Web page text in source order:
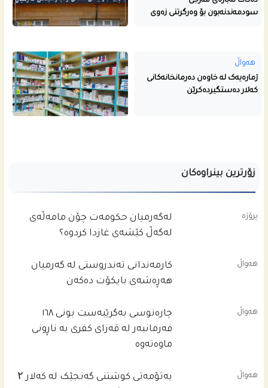
سودمەندنەبون بۆ وەرگرتنی زەوی
هەواڵ
ژمارەیەک لە خاوەن دەرمانخانەکانی
کەلار دەستگیردەکرێن
زۆرترین بینراوەکان
پرۆژە
له‌گه‌رمیان حكومه‌ت چۆن مامه‌ڵه‌ى
له‌گه‌ڵ كێشه‌ى غازدا كردوه‌؟
هەواڵ
کارمەندانی تەندروستی لە گەرمیان
هەڕەشەی بایکۆت دەکەن
هەواڵ
چاره‌نوسى به‌گرێبه‌ست بونى ١٦٨
فه‌رمانبه‌ر له‌ قه‌زاى كفرى به‌ ناڕونى
ماوه‌ته‌وه‌
هەواڵ بەتۆمەتی کوشتنی گەنجێک لە کەلار ۲